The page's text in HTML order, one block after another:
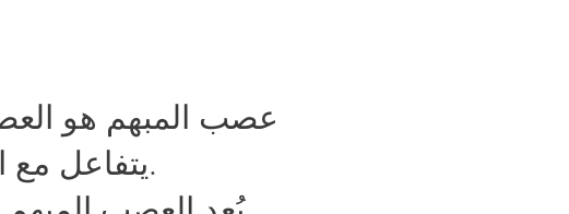
عصب المبهم هو
يتفاعل مع التحكم اللاودي في القلب والرئتين والجهاز الهضمي.